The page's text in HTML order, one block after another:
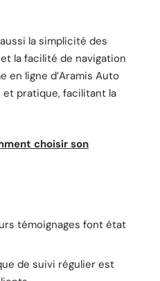
la simplicité des
la facilité de navigation
en ligne d’Aramis Auto
pratique, facilitant la
choisir son
témoignages font état
de suivi régulier est